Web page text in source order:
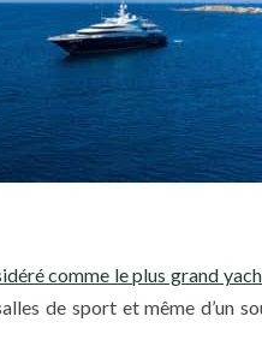
comme le plus grand
de sport et même d’un